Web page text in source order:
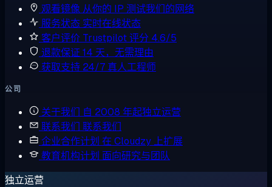
观看镜像 从你的 IP 测试我们的网络
服务状态 实时在线状态
客户评价 Trustpilot 评分 4.6/5
退款保证 14 天，无需理由
获取支持 24/7 真人工程师
公司
关于我们 自 2008 年起独立运营
联系我们 联系我们
企业合作计划 在 Cloudzy 上扩展
教育机构计划 面向研究与团队
独立运营